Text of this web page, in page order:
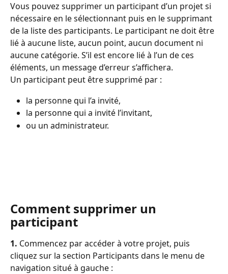
Vous pouvez supprimer un participant d’un projet si
nécessaire en le sélectionnant puis en le supprimant
de la liste des participants. Le participant ne doit être
lié à aucune liste, aucun point, aucun document ni
aucune catégorie. S’il est encore lié à l’un de ces
éléments, un message d’erreur s’affichera.
Un participant peut être supprimé par :
la personne qui l’a invité,
la personne qui a invité l’invitant,
ou un administrateur.
Comment supprimer un
participant
1. Commencez par accéder à votre projet, puis
cliquez sur la section Participants dans le menu de
navigation situé à gauche :